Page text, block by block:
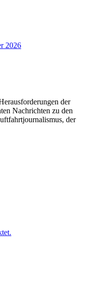
2026
der
Nachrichten zu den
der